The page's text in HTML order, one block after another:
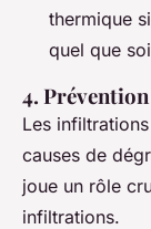
thermique
quel que
4.
Les
causes de
joue un rôle
infiltrations.